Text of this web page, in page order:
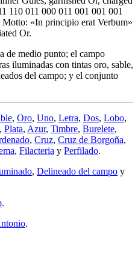
110 011 000 011 001 001 001
«In principio erat Verbum»
Or.
de medio punto; el campo
iluminadas con tintas oro, sable,
del campo; y el conjunto
, Oro, Uno, Letra, Dos, Lobo,
, Plata, Azur, Timbre, Burelete,
, Cruz, Cruz de Borgoña,
, Filacteria y Perfilado.
, Delineado del campo y
.
.